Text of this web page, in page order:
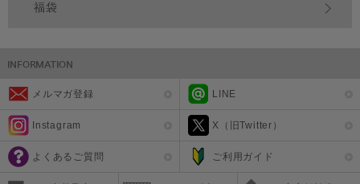
福袋
メルマガ登録 LINE
Instagram X（旧Twitter）
よくあるご質問 ご利用ガイド